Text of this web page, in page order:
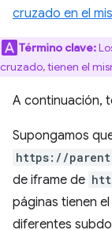
cruzado en el
Término clave:
cruzado, tienen el
A continuación,
Supongamos
https://
de iframe de
páginas tienen el
diferentes